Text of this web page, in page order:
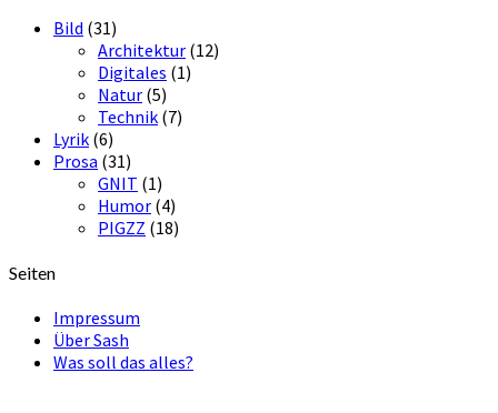
Bild (31)
Architektur (12)
Digitales (1)
Natur (5)
Technik (7)
Lyrik (6)
Prosa (31)
GNIT (1)
Humor (4)
PIGZZ (18)
Seiten
Impressum
Über Sash
Was soll das alles?